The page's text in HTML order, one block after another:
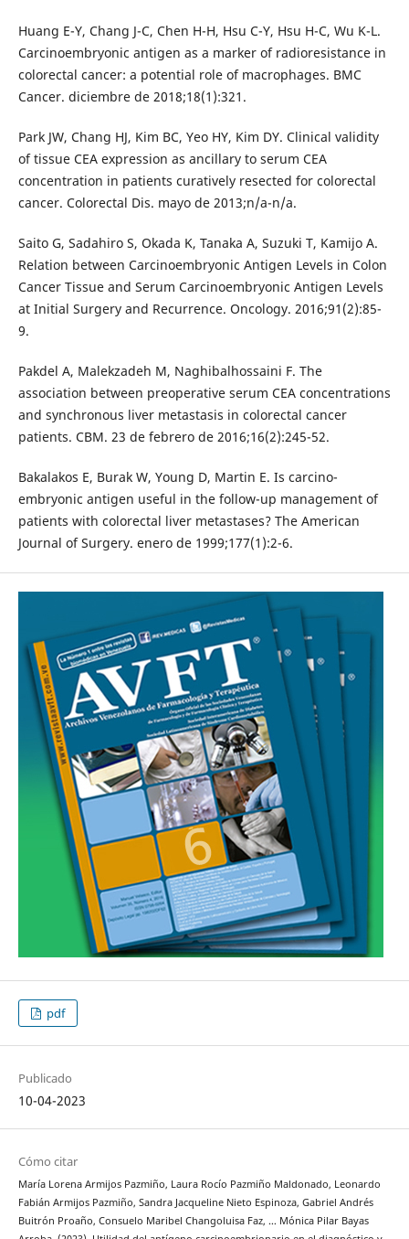
Huang E-Y, Chang J-C, Chen H-H, Hsu C-Y, Hsu H-C, Wu K-L.
Carcinoembryonic antigen as a marker of radioresistance in
colorectal cancer: a potential role of macrophages. BMC
Cancer. diciembre de 2018;18(1):321.
Park JW, Chang HJ, Kim BC, Yeo HY, Kim DY. Clinical validity
of tissue CEA expression as ancillary to serum CEA
concentration in patients curatively resected for colorectal
cancer. Colorectal Dis. mayo de 2013;n/a-n/a.
Saito G, Sadahiro S, Okada K, Tanaka A, Suzuki T, Kamijo A.
Relation between Carcinoembryonic Antigen Levels in Colon
Cancer Tissue and Serum Carcinoembryonic Antigen Levels
at Initial Surgery and Recurrence. Oncology. 2016;91(2):85-
9.
Pakdel A, Malekzadeh M, Naghibalhossaini F. The
association between preoperative serum CEA concentrations
and synchronous liver metastasis in colorectal cancer
patients. CBM. 23 de febrero de 2016;16(2):245-52.
Bakalakos E, Burak W, Young D, Martin E. Is carcino-
embryonic antigen useful in the follow-up management of
patients with colorectal liver metastases? The American
Journal of Surgery. enero de 1999;177(1):2-6.
pdf
Publicado
10-04-2023
Cómo citar
María Lorena Armijos Pazmiño, Laura Rocío Pazmiño Maldonado, Leonardo
Fabián Armijos Pazmiño, Sandra Jacqueline Nieto Espinoza, Gabriel Andrés
Buitrón Proaño, Consuelo Maribel Changoluisa Faz, … Mónica Pilar Bayas